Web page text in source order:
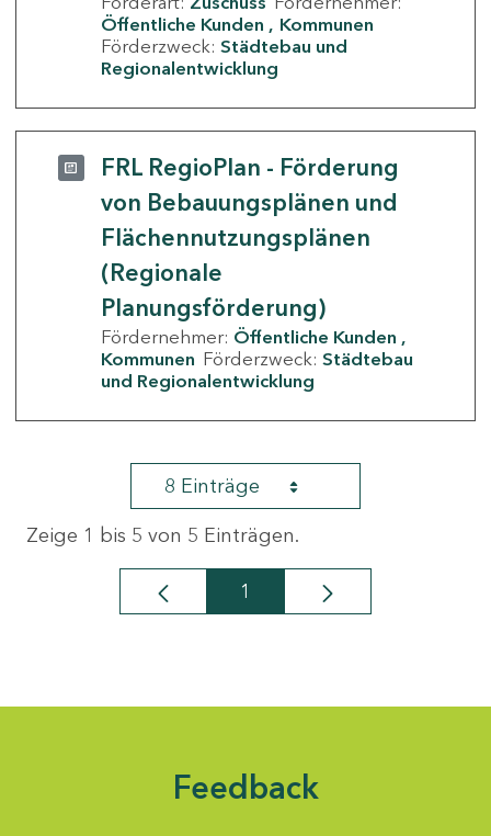
Öffentliche Kunden
Kommunen
Förderzweck: Städtebau und
Regionalentwicklung
FRL RegioPlan - Förderung
von Bebauungsplänen und
Flächennutzungsplänen
(Regionale
Planungsförderung)
Fördernehmer: Öffentliche Kunden
Kommunen Förderzweck: Städtebau
und Regionalentwicklung
8 Einträge
Zeige 1 bis 5 von 5 Einträgen.
Seite
1
Feedback